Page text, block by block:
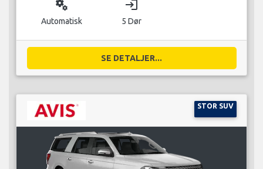
miscellaneous_services
Automatisk
login
5 Dør
SE DETALJER...
STOR SUV